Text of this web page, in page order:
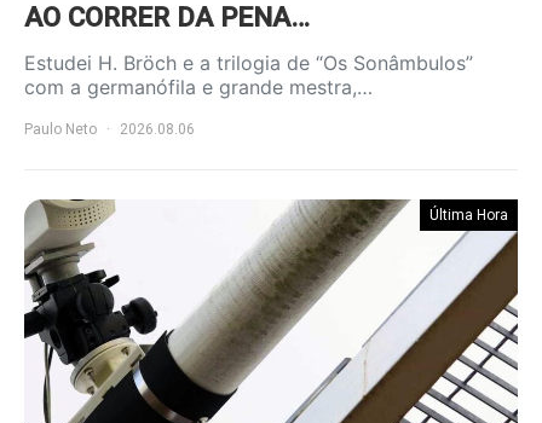
AO CORRER DA PENA…
Estudei H. Bröch e a trilogia de “Os Sonâmbulos”
com a germanófila e grande mestra,…
Paulo Neto 2026.08.06
Última Hora